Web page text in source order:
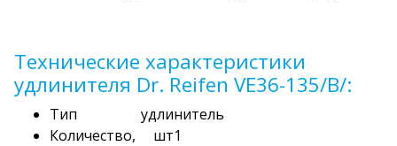
Технические характеристики
удлинителя Dr. Reifen VE36-135/B/:
Тип удлинитель
Количество, шт1